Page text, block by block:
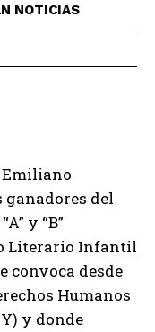
NOTICIAS
Emiliano
ganadores del
y “B”
Literario Infantil
convoca desde
Humanos
y donde